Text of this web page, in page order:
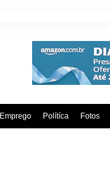
Emprego Polítíca Fotos